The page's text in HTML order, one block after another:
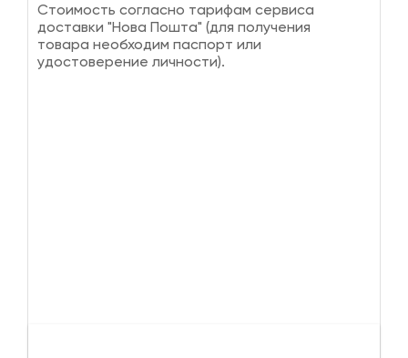
Стоимость согласно тарифам сервиса
доставки "Нова Пошта" (для получения
товара необходим паспорт или
удостоверение личности).